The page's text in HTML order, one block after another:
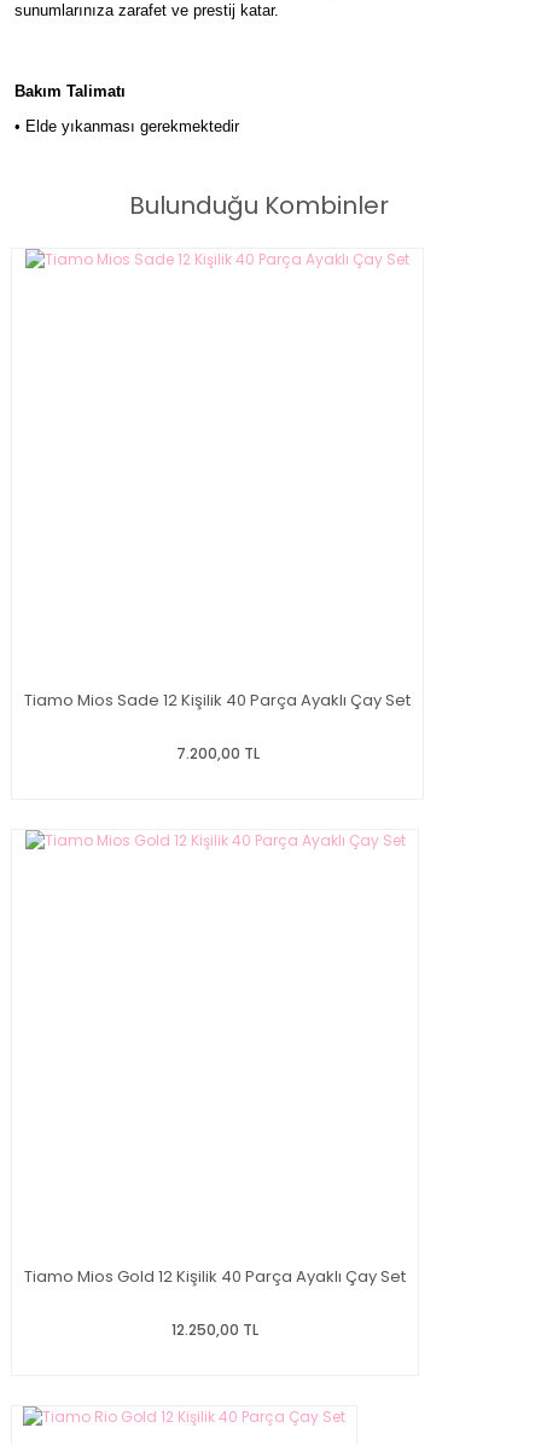
sunumlarınıza zarafet ve prestij katar.
Bakım Talimatı
• Elde yıkanması gerekmektedir
Bulunduğu Kombinler
Tiamo Mios Sade 12 Kişilik 40 Parça Ayaklı Çay Set
7.200,00 TL
Tiamo Mios Gold 12 Kişilik 40 Parça Ayaklı Çay Set
12.250,00 TL